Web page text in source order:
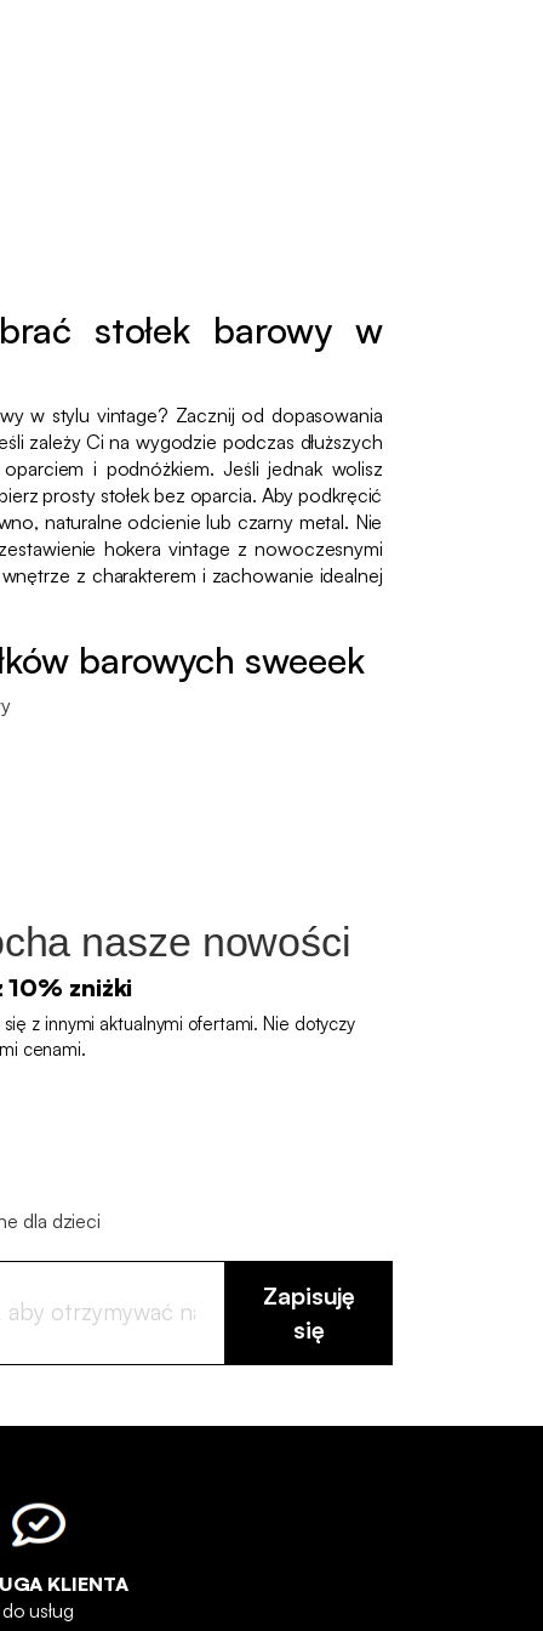
stołek barowy w
w stylu vintage? Zacznij od dopasowania
zależy Ci na wygodzie podczas dłuższych
i podnóżkiem. Jeśli jednak wolisz
prosty stołek bez oparcia. Aby podkręcić
naturalne odcienie lub czarny metal. Nie
hokera vintage z nowoczesnymi
z charakterem i zachowanie idealnej
barowych sweeek
nasze nowości
10% zniżki
z innymi aktualnymi ofertami. Nie dotyczy
cenami.
dla dzieci
Zapisuję
się
KLIENTA
do usług